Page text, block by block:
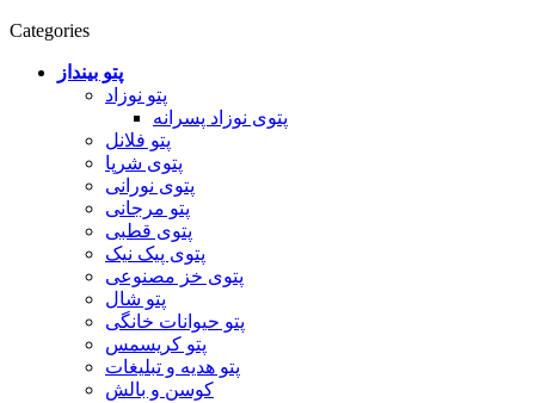
Categories
پتو بینداز
پتو نوزاد
پتوی نوزاد پسرانه
پتو فلانل
پتوی شرپا
پتوی نورانی
پتو مرجانی
پتوی قطبی
پتوی پیک نیک
پتوی خز مصنوعی
پتو شال
پتو حیوانات خانگی
پتو کریسمس
پتو هدیه و تبلیغات
کوسن و بالش